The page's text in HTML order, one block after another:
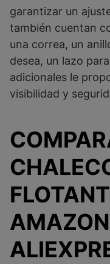
garantizar un
también cuentan
una correa, un
desea, un lazo
adicionales le
visibilidad y